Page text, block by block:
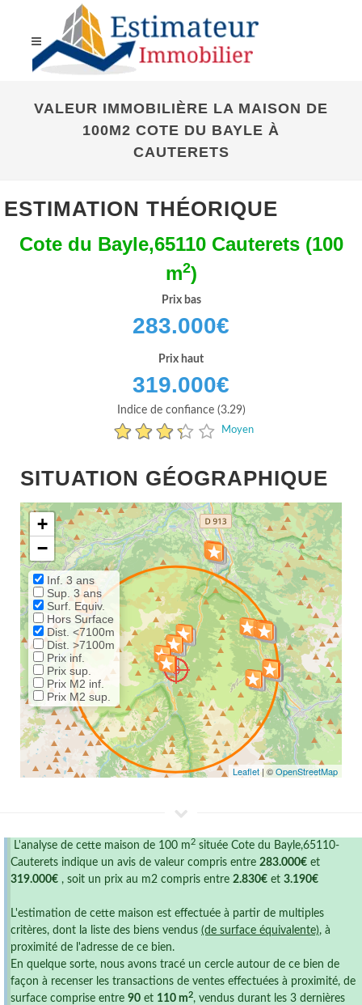
VALEUR IMMOBILIÈRE LA MAISON DE
100M2 COTE DU BAYLE À
CAUTERETS
ESTIMATION THÉORIQUE
Cote du Bayle,65110 Cauterets (100
m2)
Prix bas
283.000€
Prix haut
319.000€
Indice de confiance (3.29)
Moyen
SITUATION GÉOGRAPHIQUE
+
−
Inf. 3 ans
Sup. 3 ans
Surf. Equiv.
Hors Surface
Dist. <7100m
Dist. >7100m
Prix inf.
Prix sup.
Prix M2 inf.
Prix M2 sup.
Leaflet | ©OpenStreetMap
L'analyse de cette maison de 100 m 2 située Cote du Bayle,65110-
Cauterets indique un avis de valeur compris entre 283.000€ et
319.000€ , soit un prix au m2 compris entre 2.830€ et 3.190€
L'estimation de cette maison est effectuée à partir de multiples
critères, dont la liste des biens vendus (de surface équivalente), à
proximité de l'adresse de ce bien.
En quelque sorte, nous avons tracé un cercle autour de ce bien de
façon à recenser les transactions de ventes effectuées à proximité, de
surface comprise entre 90 et 110 m2, vendus durant les 3 dernières